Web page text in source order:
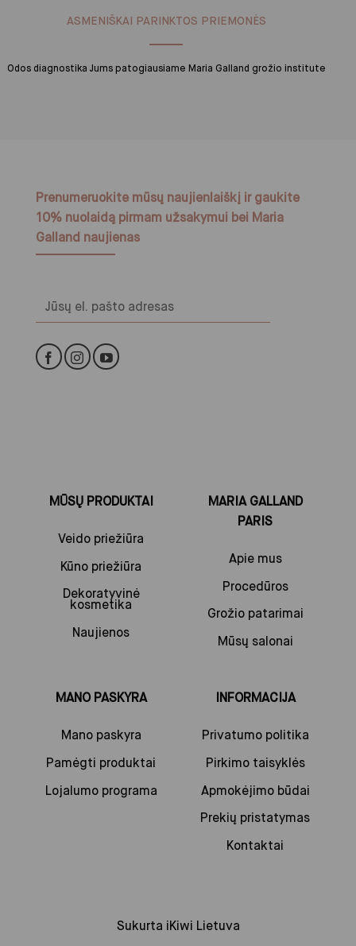
ASMENIŠKAI PARINKTOS PRIEMONĖS
Odos diagnostika Jums patogiausiame Maria Galland grožio institute
Prenumeruokite mūsų naujienlaiškį ir gaukite
10% nuolaidą pirmam užsakymui bei Maria
Galland naujienas
MŪSŲ PRODUKTAI
Veido priežiūra
Kūno priežiūra
Dekoratyvinė
kosmetika
Naujienos
MARIA GALLAND
PARIS
Apie mus
Procedūros
Grožio patarimai
Mūsų salonai
MANO PASKYRA
Mano paskyra
Pamėgti produktai
Lojalumo programa
INFORMACIJA
Privatumo politika
Pirkimo taisyklės
Apmokėjimo būdai
Prekių pristatymas
Kontaktai
Sukurta iKiwi Lietuva